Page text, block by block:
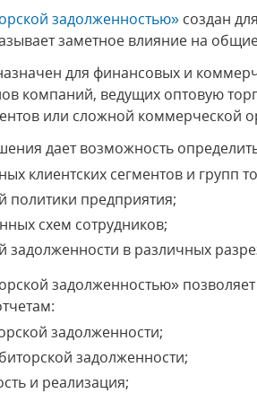
задолженностью» создан
заметное влияние на
для финансовых и
компаний, ведущих оптовую
или сложной коммерческой
дает возможность
клиентских сегментов и групп
политики предприятия;
схем сотрудников;
задолженности в различных
задолженностью»
задолженности;
задолженности;
и реализация;